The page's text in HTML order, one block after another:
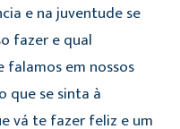
e na juventude se
fazer e qual
falamos em nossos
que se sinta à
vá te fazer feliz e um